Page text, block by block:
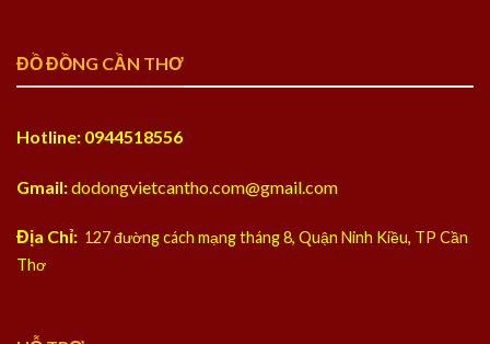
ĐỒ ĐỒNG CẦN THƠ
Hotline: 0944518556
Gmail:dodongvietcantho.com@gmail.com
Địa Chỉ: 127 đường cách mạng tháng 8, Quận Ninh Kiều, TP Cần
Thơ